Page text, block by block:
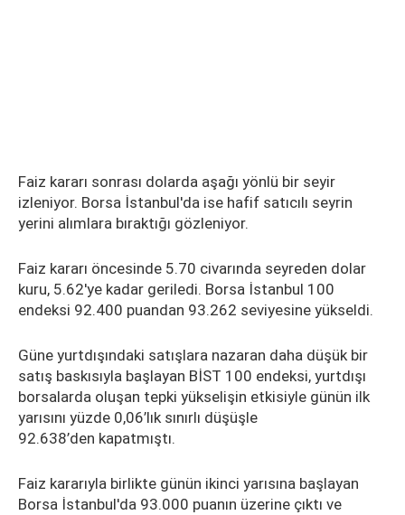
Faiz kararı sonrası dolarda aşağı yönlü bir seyir
izleniyor. Borsa İstanbul'da ise hafif satıcılı seyrin
yerini alımlara bıraktığı gözleniyor.
Faiz kararı öncesinde 5.70 civarında seyreden dolar
kuru, 5.62'ye kadar geriledi. Borsa İstanbul 100
endeksi 92.400 puandan 93.262 seviyesine yükseldi.
Güne yurtdışındaki satışlara nazaran daha düşük bir
satış baskısıyla başlayan BİST 100 endeksi, yurtdışı
borsalarda oluşan tepki yükselişin etkisiyle günün ilk
yarısını yüzde 0,06’lık sınırlı düşüşle
92.638’den kapatmıştı.
Faiz kararıyla birlikte günün ikinci yarısına başlayan
Borsa İstanbul'da 93.000 puanın üzerine çıktı ve